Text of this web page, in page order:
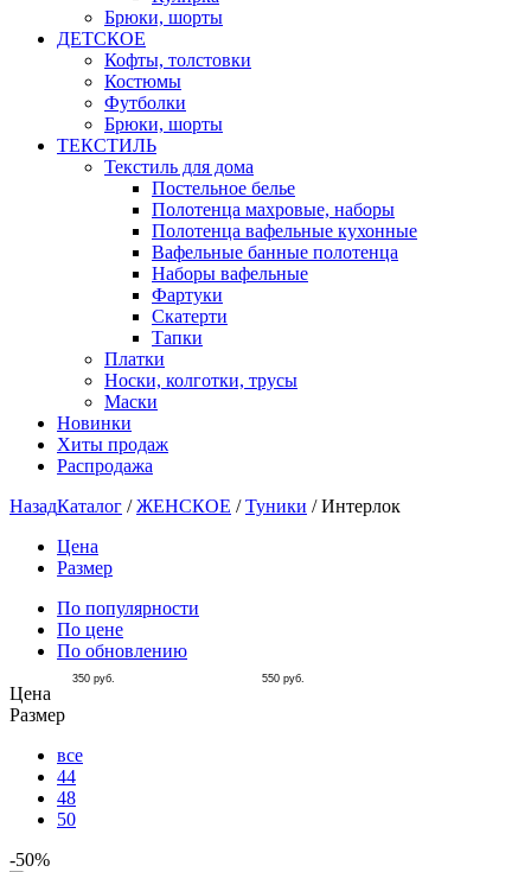
Брюки, шорты
ДЕТСКОЕ
Кофты, толстовки
Костюмы
Футболки
Брюки, шорты
ТЕКСТИЛЬ
Текстиль для дома
Постельное белье
Полотенца махровые, наборы
Полотенца вафельные кухонные
Вафельные банные полотенца
Наборы вафельные
Фартуки
Скатерти
Тапки
Платки
Носки, колготки, трусы
Маски
Новинки
Хиты продаж
Распродажа
НазадКаталог /ЖЕНСКОЕ /Туники /Интерлок
Цена
Размер
По популярности
По цене
По обновлению
Цена
350 руб. 550 руб.
Размер
все
44
48
50
-50%